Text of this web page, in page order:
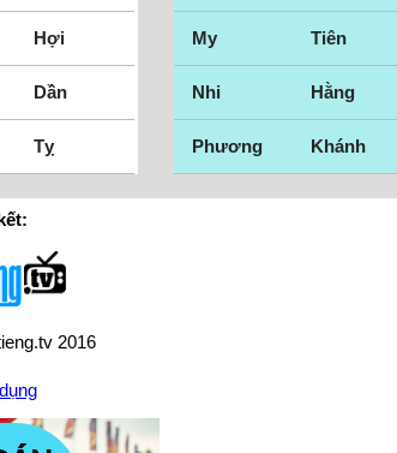
Hợi
Dần
Tỵ
My Tiên
Nhi Hằng
Phương Khánh
2016